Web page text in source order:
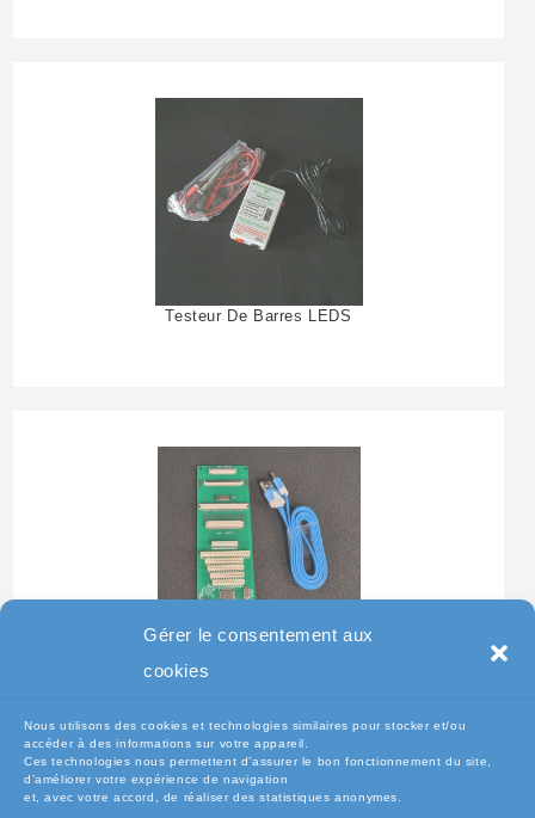
Gérer le consentement aux
cookies
Nous utilisons des cookies et technologies similaires pour stocker et/ou
accéder à des informations sur votre appareil.
Ces technologies nous permettent d’assurer le bon fonctionnement du site,
d’améliorer votre expérience de navigation
et, avec votre accord, de réaliser des statistiques anonymes.
Testeur De Barres LEDS